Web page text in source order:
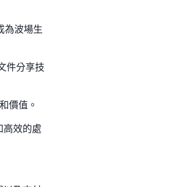
為波場生
件分享技
價值。
高效的處